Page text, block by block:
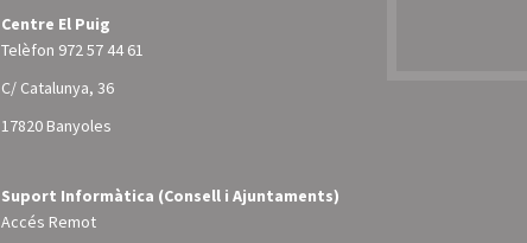
Centre El Puig
Telèfon 972 57 44 61
C/ Catalunya, 36
17820 Banyoles
Suport Informàtica (Consell i Ajuntaments)
Accés Remot